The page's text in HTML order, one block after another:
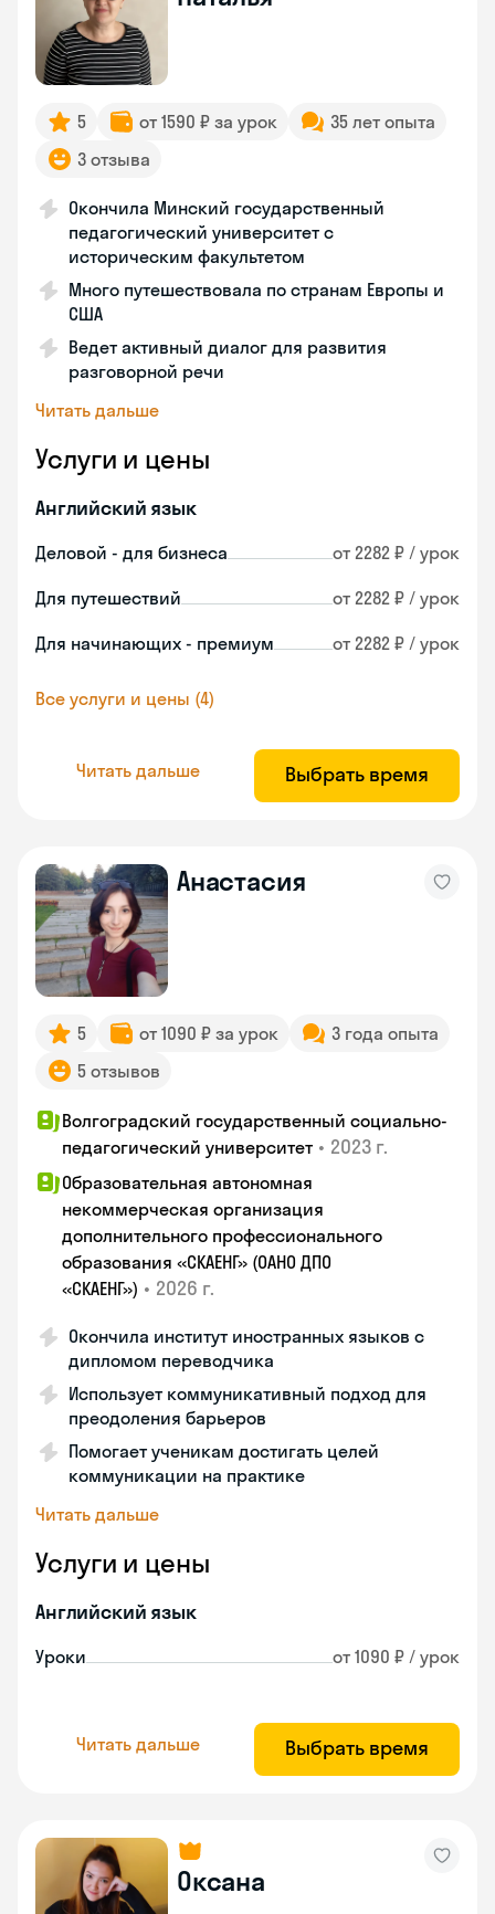
5 от 1590 ₽ за урок
35 лет опыта
3 отзыва
Окончила Минский государственный
педагогический университет с
историческим факультетом
Много путешествовала по странам Европы и
США
Ведет активный диалог для развития
разговорной речи
Читать дальше
Услуги и цены
Английский язык
Деловой - для бизнеса от 2282 ₽ / урок
Для путешествий от 2282 ₽ / урок
Для начинающих - премиум от 2282 ₽ / урок
Все услуги и цены (4)
Читать дальше Выбрать время
Анастасия
5 от 1090 ₽ за урок
3 года опыта
5 отзывов
Волгоградский государственный социально-
педагогический университет • 2023 г.
Образовательная автономная
некоммерческая организация
дополнительного профессионального
образования «СКАЕНГ» (ОАНО ДПО
«СКАЕНГ») • 2026 г.
Окончила институт иностранных языков с
дипломом переводчика
Использует коммуникативный подход для
преодоления барьеров
Помогает ученикам достигать целей
коммуникации на практике
Читать дальше
Услуги и цены
Английский язык
Уроки от 1090 ₽ / урок
Читать дальше Выбрать время
Оксана